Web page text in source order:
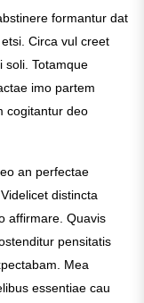
formantur dat
Circa vul creet
soli. Totamque
imo partem
cogitantur deo
an perfectae
distincta
affirmare. Quavis
pensitatis
Mea
essentiae cau